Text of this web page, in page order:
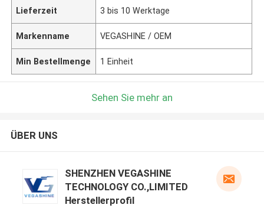
Lieferzeit 3 bis 10 Werktage
Markenname VEGASHINE / OEM
Min Bestellmenge 1 Einheit
Sehen Sie mehr an
ÜBER UNS
SHENZHEN VEGASHINE
TECHNOLOGY CO.,LIMITED
Herstellerprofil